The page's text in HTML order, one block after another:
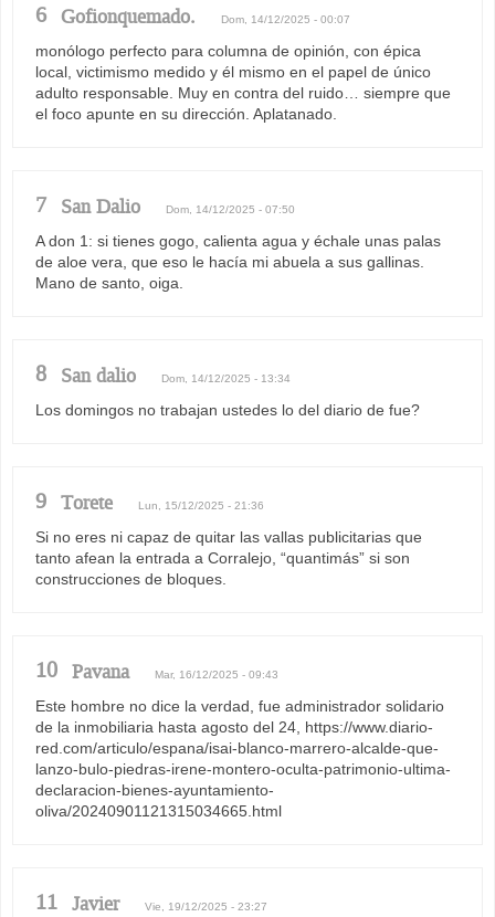
6 Gofionquemado. Dom, 14/12/2025 - 00:07
monólogo perfecto para columna de opinión, con épica
local, victimismo medido y él mismo en el papel de único
adulto responsable. Muy en contra del ruido… siempre que
el foco apunte en su dirección. Aplatanado.
7 San Dalio Dom, 14/12/2025 - 07:50
A don 1: si tienes gogo, calienta agua y échale unas palas
de aloe vera, que eso le hacía mi abuela a sus gallinas.
Mano de santo, oiga.
8 San dalio Dom, 14/12/2025 - 13:34
Los domingos no trabajan ustedes lo del diario de fue?
9 Torete Lun, 15/12/2025 - 21:36
Si no eres ni capaz de quitar las vallas publicitarias que
tanto afean la entrada a Corralejo, “quantimás” si son
construcciones de bloques.
10 Pavana Mar, 16/12/2025 - 09:43
Este hombre no dice la verdad, fue administrador solidario
de la inmobiliaria hasta agosto del 24, https://www.diario-
red.com/articulo/espana/isai-blanco-marrero-alcalde-que-
lanzo-bulo-piedras-irene-montero-oculta-patrimonio-ultima-
declaracion-bienes-ayuntamiento-
oliva/20240901121315034665.html
11 Javier Vie, 19/12/2025 - 23:27